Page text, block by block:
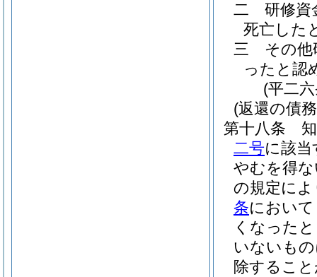
二
研修資
死亡した
三
その
ったと認
(平二
(返還の債
第十八条
二号に該
やむを得
の規定に
条におい
くなった
いないも
除するこ